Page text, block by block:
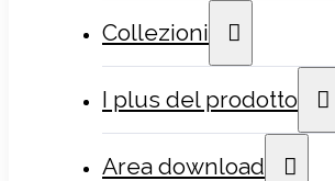
Collezioni
I plus del prodotto
Area download